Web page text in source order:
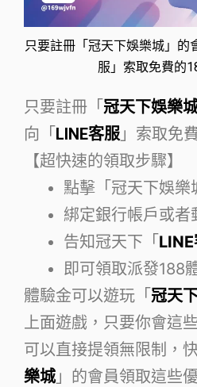
只要註冊「冠天下娛樂城」的
服」索取免費的
只要註冊「 冠天下娛樂
向「 LINE客服 」索取免
【超快速的領取步驟】
點擊「冠天下娛
綁定銀行帳戶或者
告知冠天下「
即可領取派發188
體驗金可以遊玩「 冠天
上面遊戲，只要你會這
可以直接提領無限制，
樂城」的會員領取這些